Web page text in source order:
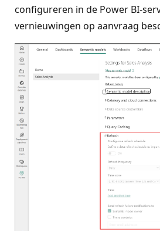
configureren in de Power BI-
vernieuwingen op aanvraag